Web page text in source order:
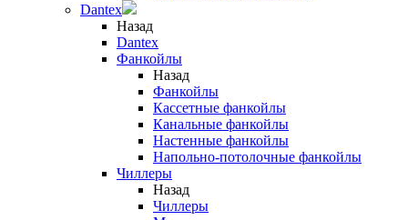
Dantex
Назад
Dantex
Фанкойлы
Назад
Фанкойлы
Кассетные фанкойлы
Канальные фанкойлы
Настенные фанкойлы
Напольно-потолочные фанкойлы
Чиллеры
Назад
Чиллеры